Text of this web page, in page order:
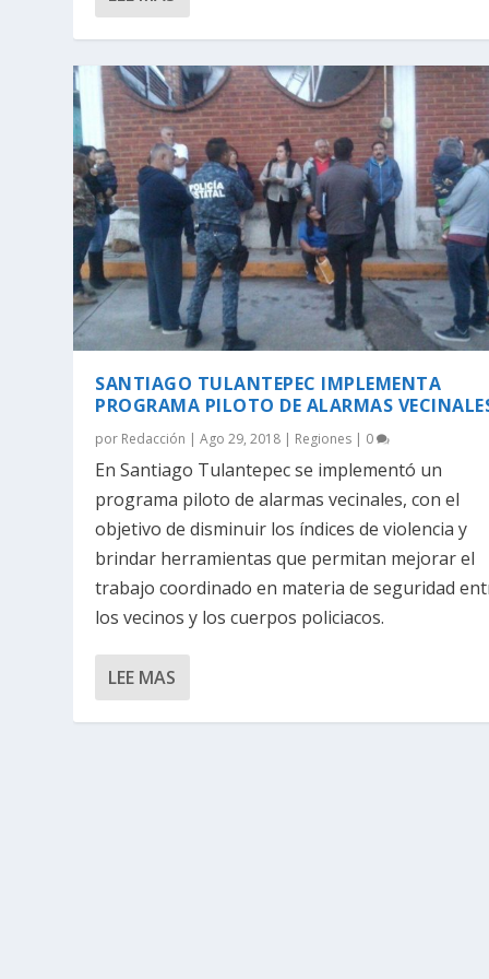
SANTIAGO TULANTEPEC IMPLEMENTA
PROGRAMA PILOTO DE ALARMAS
por Redacción |Ago 29, 2018 | Regiones | 0
En Santiago Tulantepec se implementó un
programa piloto de alarmas vecinales, con el
objetivo de disminuir los índices de violencia y
brindar herramientas que permitan mejorar el
trabajo coordinado en materia de seguridad
los vecinos y los cuerpos policiacos.
LEE MAS